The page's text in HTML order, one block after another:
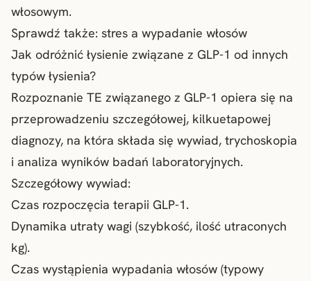
włosowym.
Sprawdź także: stres a wypadanie włosów
Jak odróżnić łysienie związane z GLP-1 od innych
typów łysienia?
Rozpoznanie TE związanego z GLP-1 opiera się na
przeprowadzeniu szczegółowej, kilkuetapowej
diagnozy, na która składa się wywiad, trychoskopia
i analiza wyników badań laboratoryjnych.
Szczegółowy wywiad:
Czas rozpoczęcia terapii GLP-1.
Dynamika utraty wagi (szybkość, ilość utraconych
kg).
Czas wystąpienia wypadania włosów (typowy